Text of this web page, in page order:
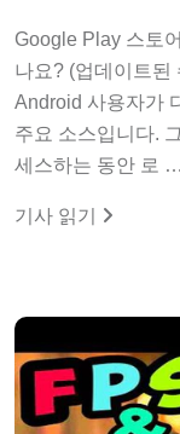
Google Play 스토
나요? (업데이트된
Android 사용자가
주요 소스입니다.
세스하는 동안 로 …
기사 읽기